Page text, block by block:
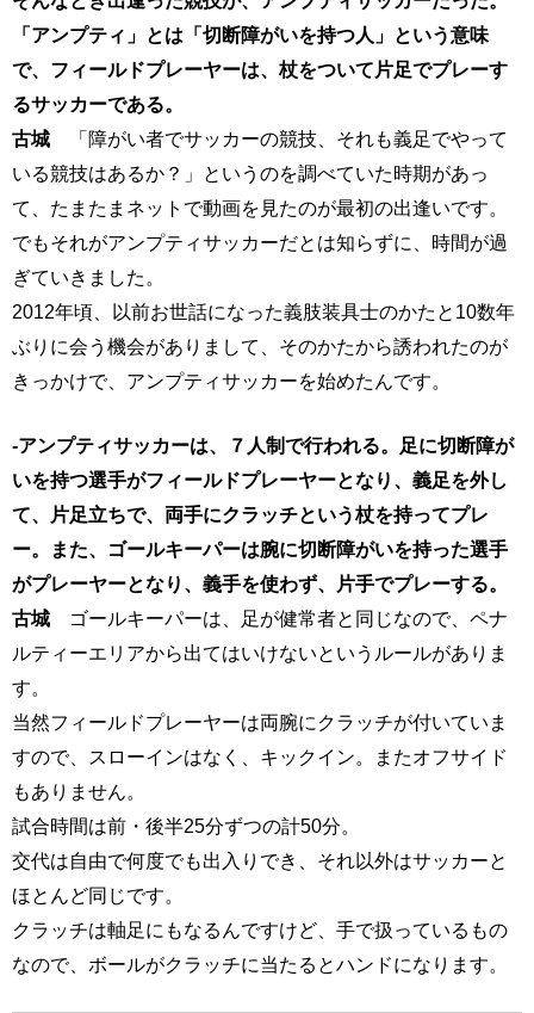
「アンプティ」とは「切断障がいを持つ人」という意味
で、フィールドプレーヤーは、杖をついて片足でプレーす
るサッカーである。
古城 「障がい者でサッカーの競技、それも義足でやって
いる競技はあるか？」というのを調べていた時期があっ
て、たまたまネットで動画を見たのが最初の出逢いです。
でもそれがアンプティサッカーだとは知らずに、時間が過
ぎていきました。
2012年頃、以前お世話になった義肢装具士のかたと10数年
ぶりに会う機会がありまして、そのかたから誘われたのが
きっかけで、アンプティサッカーを始めたんです。
-アンプティサッカーは、７人制で行われる。足に切断障が
いを持つ選手がフィールドプレーヤーとなり、義足を外し
て、片足立ちで、両手にクラッチという杖を持ってプレ
ー。また、ゴールキーパーは腕に切断障がいを持った選手
がプレーヤーとなり、義手を使わず、片手でプレーする。
古城 ゴールキーパーは、足が健常者と同じなので、ペナ
ルティーエリアから出てはいけないというルールがありま
す。
当然フィールドプレーヤーは両腕にクラッチが付いていま
すので、スローインはなく、キックイン。またオフサイド
もありません。
試合時間は前・後半25分ずつの計50分。
交代は自由で何度でも出入りでき、それ以外はサッカーと
ほとんど同じです。
クラッチは軸足にもなるんですけど、手で扱っているもの
なので、ボールがクラッチに当たるとハンドになります。